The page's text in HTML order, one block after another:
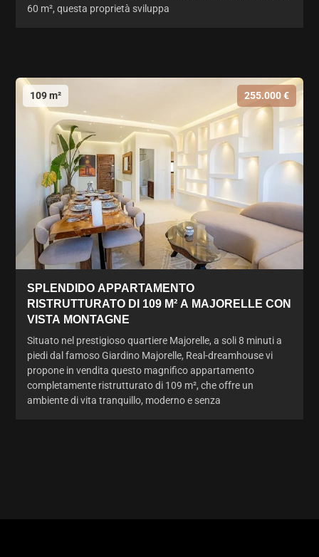
60 m², questa proprietà sviluppa
109 m² 255.000 €
SPLENDIDO APPARTAMENTO
RISTRUTTURATO DI 109 M² A MAJORELLE CON
VISTA MONTAGNE
Situato nel prestigioso quartiere Majorelle, a soli 8 minuti a
piedi dal famoso Giardino Majorelle, Real-dreamhouse vi
propone in vendita questo magnifico appartamento
completamente ristrutturato di 109 m², che offre un
ambiente di vita tranquillo, moderno e senza